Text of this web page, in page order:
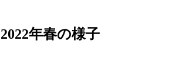
年春の様子